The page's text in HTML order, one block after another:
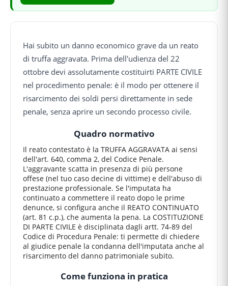
Hai subito un danno economico grave da un reato
di truffa aggravata. Prima dell'udienza del 22
ottobre devi assolutamente costituirti PARTE CIVILE
nel procedimento penale: è il modo per ottenere il
risarcimento dei soldi persi direttamente in sede
penale, senza aprire un secondo processo civile.
Quadro normativo
Il reato contestato è la TRUFFA AGGRAVATA ai sensi
dell'art. 640, comma 2, del Codice Penale.
L'aggravante scatta in presenza di più persone
offese (nel tuo caso decine di vittime) e dell'abuso di
prestazione professionale. Se l'imputata ha
continuato a commettere il reato dopo le prime
denunce, si configura anche il REATO CONTINUATO
(art. 81 c.p.), che aumenta la pena. La COSTITUZIONE
DI PARTE CIVILE è disciplinata dagli artt. 74-89 del
Codice di Procedura Penale: ti permette di chiedere
al giudice penale la condanna dell'imputata anche al
risarcimento del danno patrimoniale subito.
Come funziona in pratica